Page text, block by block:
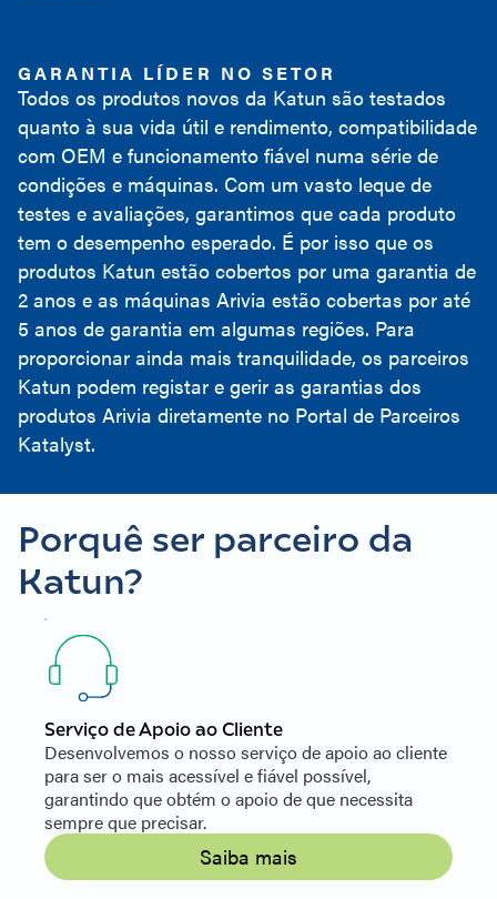
GARANTIA LÍDER NO SETOR
Todos os produtos novos da Katun são testados
quanto à sua vida útil e rendimento, compatibilidade
com OEM e funcionamento fiável numa série de
condições e máquinas. Com um vasto leque de
testes e avaliações, garantimos que cada produto
tem o desempenho esperado. É por isso que os
produtos Katun estão cobertos por uma garantia de
2 anos e as máquinas Arivia estão cobertas por até
5 anos de garantia em algumas regiões. Para
proporcionar ainda mais tranquilidade, os parceiros
Katun podem registar e gerir as garantias dos
produtos Arivia diretamente no Portal de Parceiros
Katalyst.
Porquê ser parceiro da
Katun?
Serviço de Apoio ao Cliente
Desenvolvemos o nosso serviço de apoio ao cliente
para ser o mais acessível e fiável possível,
garantindo que obtém o apoio de que necessita
sempre que precisar.
Saiba mais